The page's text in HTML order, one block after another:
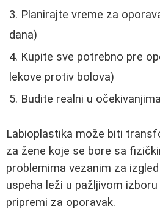
Planirajte vreme za
dana)
Kupite sve potrebno pre
lekove protiv bolova)
Budite realni u očekivanjima
Labioplastika može biti
za žene koje se bore sa
problemima vezanim za
uspeha leži u pažljivom
pripremi za oporavak.